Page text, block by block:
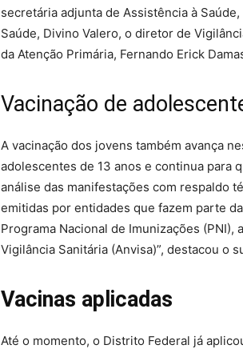
secretária adjunta de Assistência à
Saúde, Divino Valero, o diretor de
da Atenção Primária, Fernando Erick
Vacinação de
A vacinação dos jovens também avança
adolescentes de 13 anos e continua para
análise das manifestações com respaldo
emitidas por entidades que fazem parte
Programa Nacional de Imunizações
Vigilância Sanitária (Anvisa)”, destacou o
Vacinas aplicadas
Até o momento, o Distrito Federal já